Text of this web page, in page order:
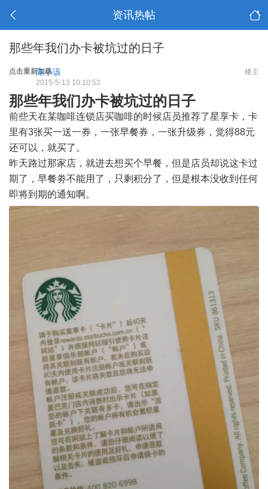
资讯热帖
那些年我们办卡被坑过的日子
点击重新加载 楼主
陈小该
2015-5-13 10:10:52
那些年我们办卡被坑过的日子
前些天在某咖啡连锁店买咖啡的时候店员推荐了星享卡，卡
里有3张买一送一券，一张早餐券，一张升级券，觉得88元
还可以，就买了。
昨天路过那家店，就进去想买个早餐，但是店员却说这卡过
期了，早餐劵不能用了，只剩积分了，但是根本没收到任何
即将到期的通知啊。